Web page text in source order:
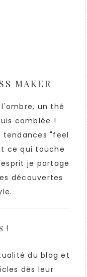
MAKER
un thé
comblée !
"feel
ce qui touche
je partage
découvertes
!
du blog et
dès leur